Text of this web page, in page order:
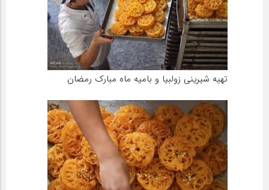
تهیه شیرینی زولبیا و بامیه ماه مبارک رمضان